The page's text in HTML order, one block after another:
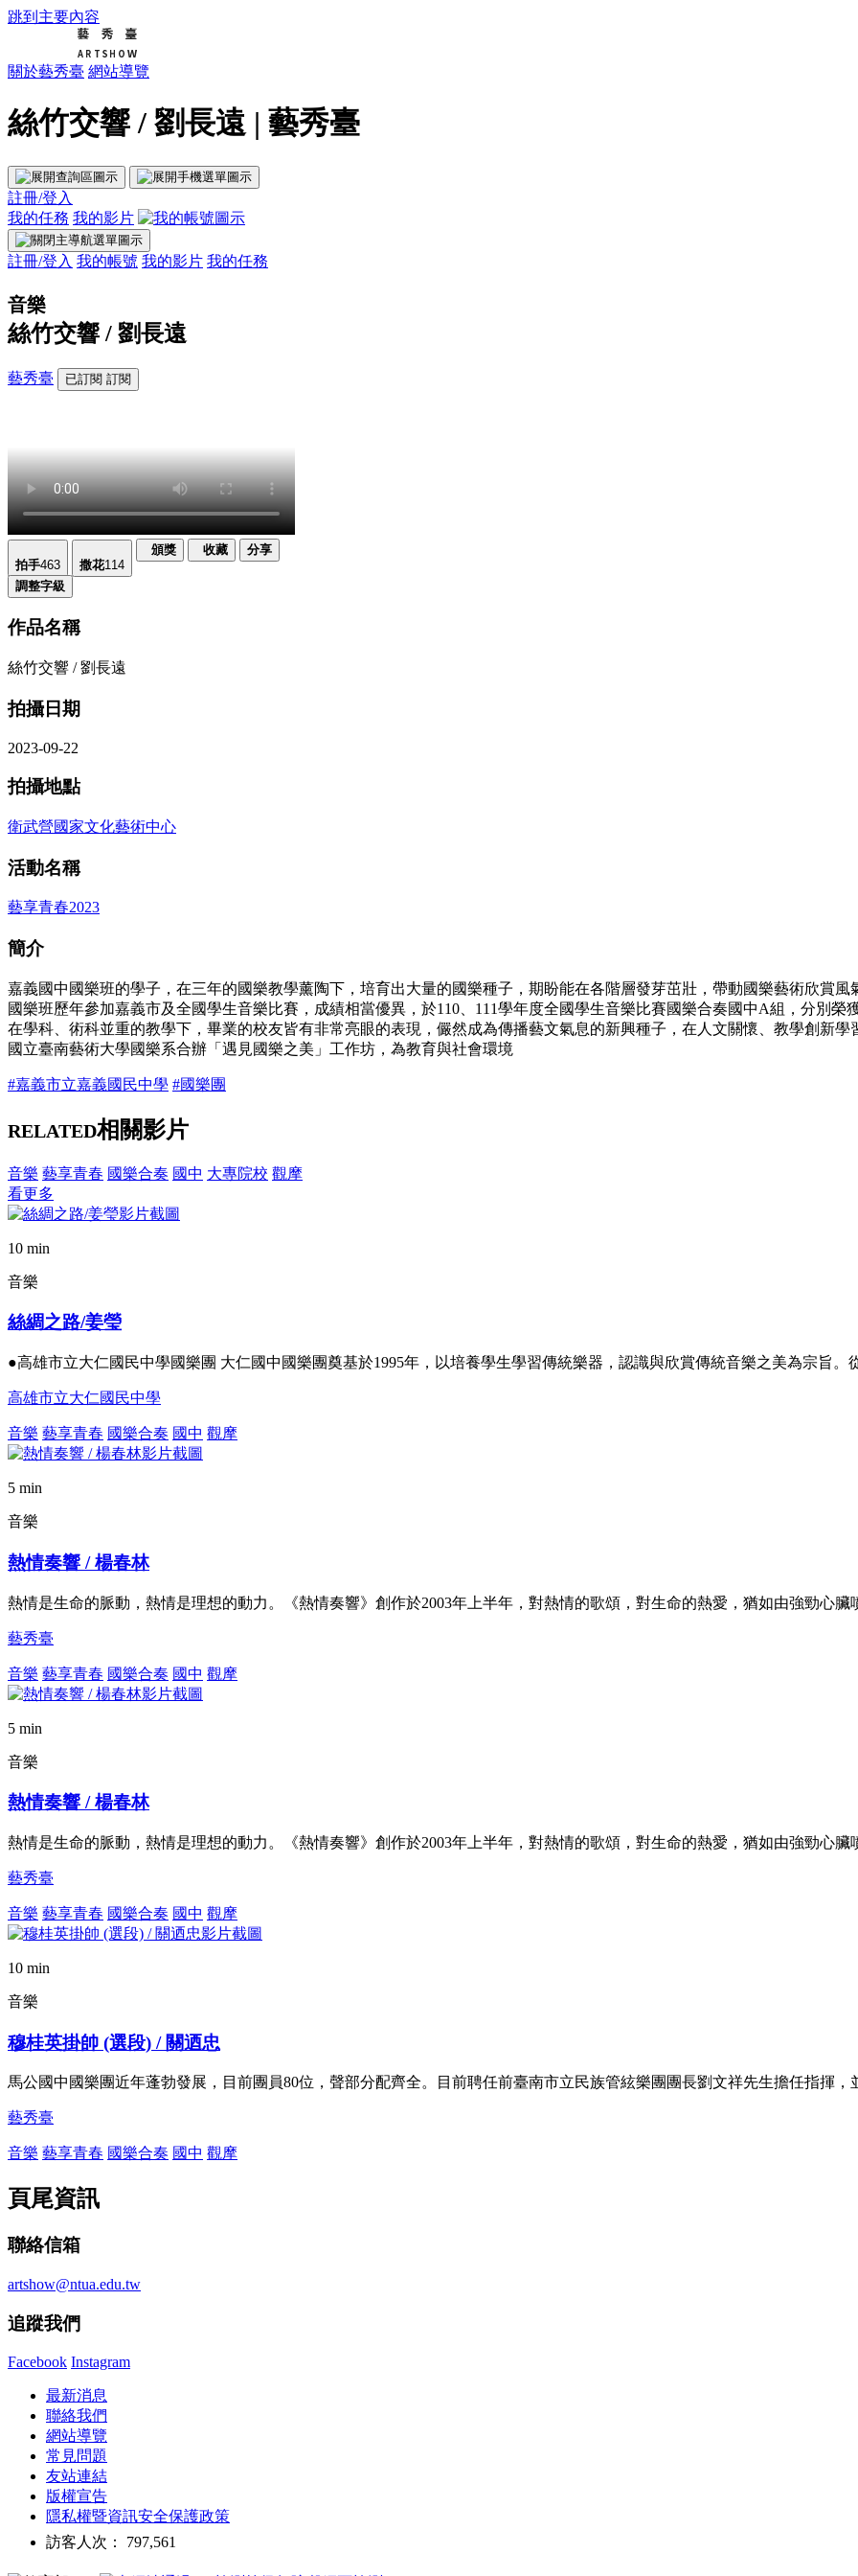
跳到主要內容
關於藝秀臺 網站導覽
絲竹交響 / 劉長遠 | 藝秀臺
註冊/登入
我的任務 我的影片
註冊/登入 我的帳號 我的影片 我的任務
音樂
絲竹交響 / 劉長遠
藝秀臺 已訂閱 訂閱
拍手463 撒花114
頒獎 收藏 分享
調整字級
作品名稱
絲竹交響 / 劉長遠
拍攝日期
2023-09-22
拍攝地點
衛武營國家文化藝術中心
活動名稱
藝享青春2023
簡介
嘉義國中國樂班的學子，在三年的國樂教學薰陶下，培育出大量的國樂種子，期盼能在各階層發芽茁壯，帶動國樂藝術欣賞風
國樂班歷年參加嘉義市及全國學生音樂比賽，成績相當優異，於110、111學年度全國學生音樂比賽國樂合奏國中A組，分別榮
在學科、術科並重的教學下，畢業的校友皆有非常亮眼的表現，儼然成為傳播藝文氣息的新興種子，在人文關懷、教學創新
國立臺南藝術大學國樂系合辦「遇見國樂之美」工作坊，為教育與社會環境
#嘉義市立嘉義國民中學 #國樂團
RELATED相關影片
音樂 藝享青春 國樂合奏 國中 大專院校 觀摩
看更多
10 min
音樂
絲綢之路/姜瑩
●高雄市立大仁國民中學國樂團 大仁國中國樂團奠基於1995年，以培養學生學習傳統樂器，認識與欣賞傳統音樂之美為宗旨
高雄市立大仁國民中學
音樂 藝享青春 國樂合奏 國中 觀摩
5 min
音樂
熱情奏響 / 楊春林
熱情是生命的脈動，熱情是理想的動力。《熱情奏響》創作於2003年上半年，對熱情的歌頌，對生命的熱愛，猶如由強勁心
藝秀臺
音樂 藝享青春 國樂合奏 國中 觀摩
5 min
音樂
熱情奏響 / 楊春林
熱情是生命的脈動，熱情是理想的動力。《熱情奏響》創作於2003年上半年，對熱情的歌頌，對生命的熱愛，猶如由強勁心
藝秀臺
音樂 藝享青春 國樂合奏 國中 觀摩
10 min
音樂
穆桂英掛帥 (選段) / 關迺忠
馬公國中國樂團近年蓬勃發展，目前團員80位，聲部分配齊全。目前聘任前臺南市立民族管絃樂團團長劉文祥先生擔任指揮
藝秀臺
音樂 藝享青春 國樂合奏 國中 觀摩
頁尾資訊
聯絡信箱
artshow@ntua.edu.tw
追蹤我們
Facebook Instagram
最新消息
聯絡我們
網站導覽
常見問題
友站連結
版權宣告
隱私權暨資訊安全保護政策
訪客人次： 797,561